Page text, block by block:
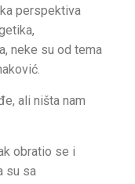
perspektiva
neke su od tema
ali ništa nam
obratio se i
su sa